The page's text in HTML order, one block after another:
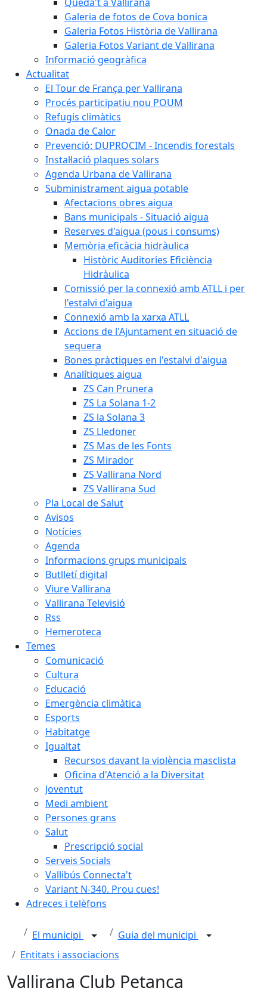
Galeria de fotos de Cova bonica
Galeria Fotos Història de Vallirana
Galeria Fotos Variant de Vallirana
Informació geogràfica
Actualitat
El Tour de França per Vallirana
Procés participatiu nou POUM
Refugis climàtics
Onada de Calor
Prevenció: DUPROCIM - Incendis forestals
Instal·lació plaques solars
Agenda Urbana de Vallirana
Subministrament aigua potable
Afectacions obres aigua
Bans municipals - Situació aigua
Reserves d'aigua (pous i consums)
Memòria eficàcia hidràulica
Històric Auditories Eficiència
Hidràulica
Comissió per la connexió amb ATLL i per
l'estalvi d'aigua
Connexió amb la xarxa ATLL
Accions de l'Ajuntament en situació de
sequera
Bones pràctiques en l'estalvi d'aigua
Analítiques aigua
ZS Can Prunera
ZS La Solana 1-2
ZS la Solana 3
ZS Lledoner
ZS Mas de les Fonts
ZS Mirador
ZS Vallirana Nord
ZS Vallirana Sud
Pla Local de Salut
Avisos
Notícies
Agenda
Informacions grups municipals
Butlletí digital
Viure Vallirana
Vallirana Televisió
Rss
Hemeroteca
Temes
Comunicació
Cultura
Educació
Emergència climàtica
Esports
Habitatge
Igualtat
Recursos davant la violència masclista
Oficina d'Atenció a la Diversitat
Joventut
Medi ambient
Persones grans
Salut
Prescripció social
Serveis Socials
Vallibús Connecta't
Variant N-340. Prou cues!
Adreces i telèfons
El municipi
Guia del municipi
Entitats i associacions
Vallirana Club Petanca